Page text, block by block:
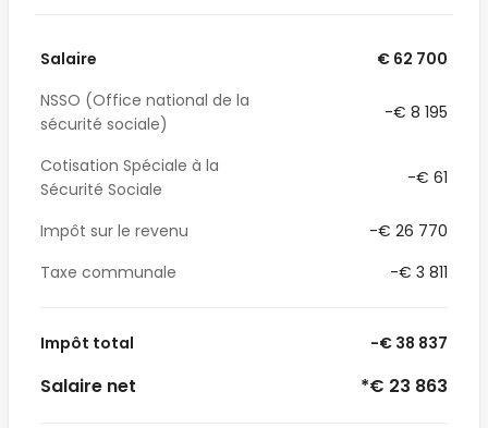
Salaire
€ 62 700
NSSO (Office national de la
sécurité sociale)
-€ 8 195
Cotisation Spéciale à la
Sécurité Sociale
-€ 61
Impôt sur le revenu
-€ 26 770
Taxe communale
-€ 3 811
Impôt total -€ 38 837
Salaire net *€ 23 863